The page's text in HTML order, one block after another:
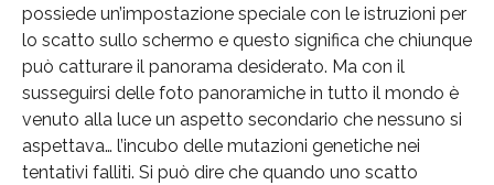
possiede un’impostazione speciale con le istruzioni per
lo scatto sullo schermo e questo significa che chiunque
può catturare il panorama desiderato. Ma con il
susseguirsi delle foto panoramiche in tutto il mondo è
venuto alla luce un aspetto secondario che nessuno si
aspettava… l’incubo delle mutazioni genetiche nei
tentativi falliti. Si può dire che quando uno scatto